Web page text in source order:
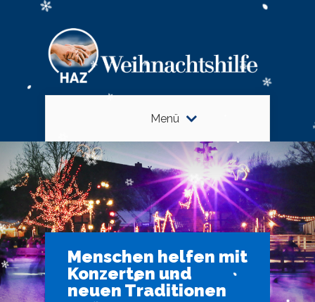
Menü
Menschen helfen mit
Konzerten und
neuen Traditionen